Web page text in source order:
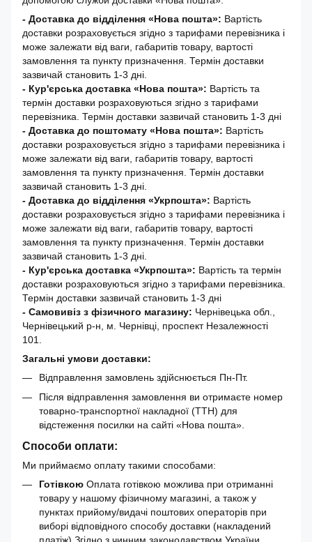
- Доставка до відділення «Нова пошта»: Вартість
доставки розраховується згідно з тарифами перевізника і
може залежати від ваги, габаритів товару, вартості
замовлення та пункту призначення. Термін доставки
зазвичай становить 1-3 дні.
- Кур'єрська доставка «Нова пошта»: Вартість та
термін доставки розраховуються згідно з тарифами
перевізника. Термін доставки зазвичай становить 1-3 дні
- Доставка до поштомату «Нова пошта»: Вартість
доставки розраховується згідно з тарифами перевізника і
може залежати від ваги, габаритів товару, вартості
замовлення та пункту призначення. Термін доставки
зазвичай становить 1-3 дні.
- Доставка до відділення «Укрпошта»: Вартість
доставки розраховується згідно з тарифами перевізника і
може залежати від ваги, габаритів товару, вартості
замовлення та пункту призначення. Термін доставки
зазвичай становить 1-3 дні.
- Кур'єрська доставка «Укрпошта»: Вартість та термін
доставки розраховуються згідно з тарифами перевізника.
Термін доставки зазвичай становить 1-3 дні
- Самовивіз з фізичного магазину: Чернівецька обл.,
Чернівецький р-н, м. Чернівці, проспект Незалежності
101.
Загальні умови доставки:
Відправлення замовлень здійснюється Пн-Пт.
Після відправлення замовлення ви отримаєте номер
товарно-транспортної накладної (ТТН) для
відстеження посилки на сайті «Нова пошта».
Способи оплати:
Ми приймаємо оплату такими способами:
Готівкою Оплата готівкою можлива при отриманні
товару у нашому фізичному магазині, а також у
пунктах прийому/видачі поштових операторів при
виборі відповідного способу доставки (накладений
платіж).Згідно з чинним законодавством України,